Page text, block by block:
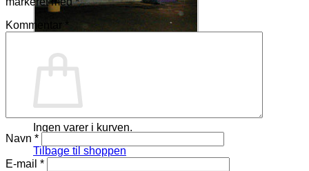
Ingen varer i kurven.
Tilbage til shoppen
Kommentar *
Navn *
E-mail *